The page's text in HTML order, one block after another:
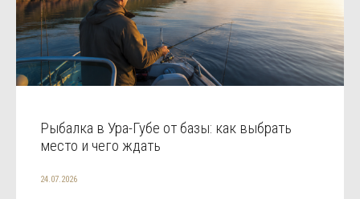
Рыбалка в Ура-Губе от базы: как выбрать
место и чего ждать
24.07.2026